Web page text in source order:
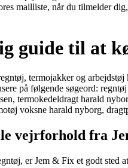
mailliste, når du tilmelder
guide til at
termojakker og
på følgende søgeord:
termokedeldragt harald
voksne harald nyborg,
vejrforhold fra
er Jem & Fix et godt sted